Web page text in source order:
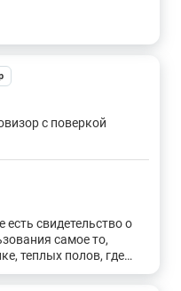
с поверкой
свидетельство о
самое то,
теплых полов, где
для контроля за